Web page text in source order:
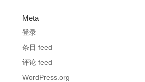
Meta
登录
条目 feed
评论 feed
WordPress.org